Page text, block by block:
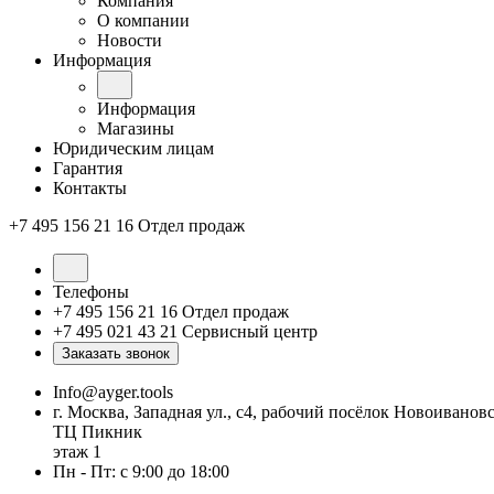
О компании
Новости
Информация
Информация
Магазины
Юридическим лицам
Гарантия
Контакты
+7 495 156 21 16 Отдел продаж
Телефоны
+7 495 156 21 16 Отдел продаж
+7 495 021 43 21 Cервисный центр
Заказать звонок
Info@ayger.tools
г. Москва, Западная ул., с4, рабочий посёлок
ТЦ Пикник
этаж 1
Пн - Пт: с 9:00 до 18:00